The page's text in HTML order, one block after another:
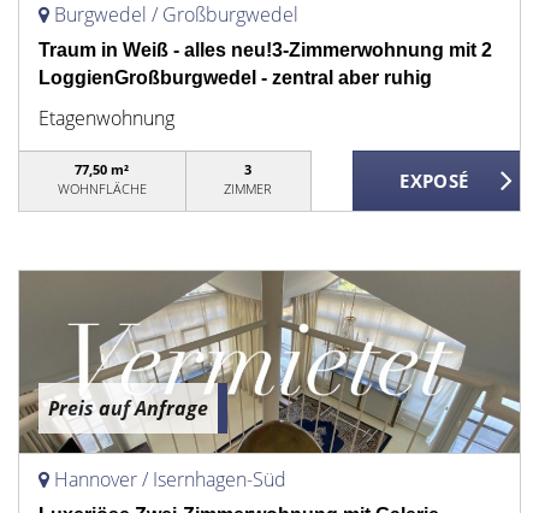
Burgwedel / Großburgwedel
Traum in Weiß - alles neu!3-Zimmerwohnung mit 2
LoggienGroßburgwedel - zentral aber ruhig
Etagenwohnung
77,50 m²
WOHNFLÄCHE
3
ZIMMER
Preis auf Anfrage
Hannover / Isernhagen-Süd